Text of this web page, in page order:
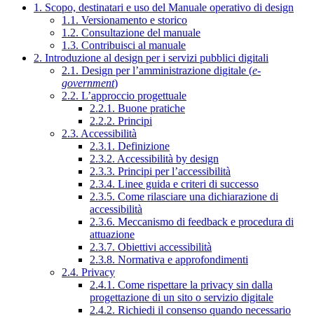
1. Scopo, destinatari e uso del Manuale operativo di design
1.1. Versionamento e storico
1.2. Consultazione del manuale
1.3. Contribuisci al manuale
2. Introduzione al design per i servizi pubblici digitali
2.1. Design per l’amministrazione digitale (e-
government)
2.2. L’approccio progettuale
2.2.1. Buone pratiche
2.2.2. Principi
2.3. Accessibilità
2.3.1. Definizione
2.3.2. Accessibilità by design
2.3.3. Principi per l’accessibilità
2.3.4. Linee guida e criteri di successo
2.3.5. Come rilasciare una dichiarazione di
accessibilità
2.3.6. Meccanismo di feedback e procedura di
attuazione
2.3.7. Obiettivi accessibilità
2.3.8. Normativa e approfondimenti
2.4. Privacy
2.4.1. Come rispettare la privacy sin dalla
progettazione di un sito o servizio digitale
2.4.2. Richiedi il consenso quando necessario